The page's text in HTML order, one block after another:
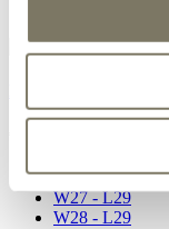
W26 - L29
W27 - L29
W28 - L29